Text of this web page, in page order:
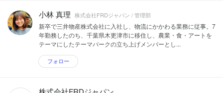
小林 真理 株式会社FRDジャパン / 管理部
新卒で三井物産株式会社に入社し、物流にかかわる業務に従事。7
年勤務したのち、千葉県木更津市に移住し、農業・食・アートを
テーマにしたテーマパークの立ち上げメンバーとし...
フォロー